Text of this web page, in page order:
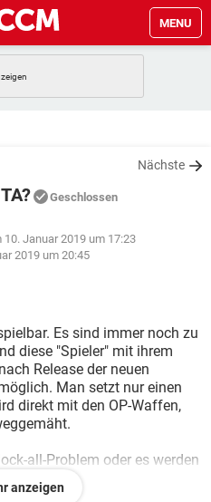
MENU
TIKTOK
TIKTOK
STREAMING
INSTAGRAM
STREAMING
TIKTOK
HARDWARE
INSTAGRAM
TIKTOK
HARDWARE
Nächste
Geschlossen
10. Januar 2019 um 17:23
2019 um 20:45
Es sind immer noch zu
diese "Spieler" mit ihrem
Release der neuen
Man setzt nur einen
direkt mit den OP-Waffen,
all-Problem oder es werden
das mittlerweile total
Es ist lächerlich.
anzeigen